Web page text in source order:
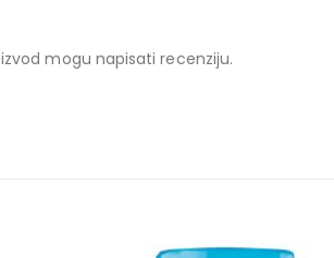
mogu napisati recenziju.